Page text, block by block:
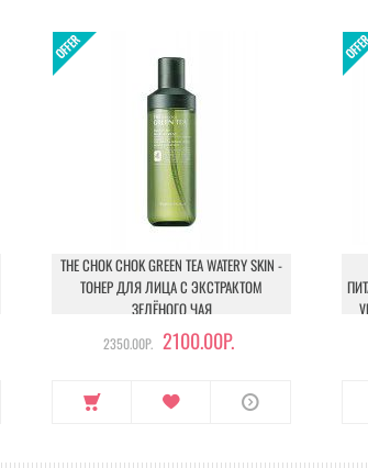
THE CHOK CHOK GREEN TEA WATERY SKIN -
ТОНЕР ДЛЯ ЛИЦА С ЭКСТРАКТОМ
ЗЕЛЁНОГО ЧАЯ
2350.00Р. 2100.00Р.